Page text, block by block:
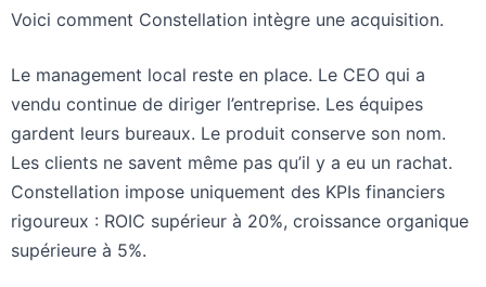
Voici comment Constellation intègre une acquisition.
Le management local reste en place. Le CEO qui a
vendu continue de diriger l’entreprise. Les équipes
gardent leurs bureaux. Le produit conserve son nom.
Les clients ne savent même pas qu’il y a eu un rachat.
Constellation impose uniquement des KPIs financiers
rigoureux : ROIC supérieur à 20%, croissance organique
supérieure à 5%.